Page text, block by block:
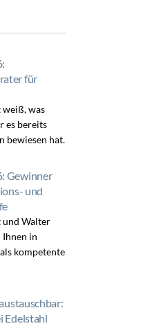
für
was
es bereits
bewiesen hat.
Gewinner
und
und Walter
Ihnen in
kompetente
Edelstahl